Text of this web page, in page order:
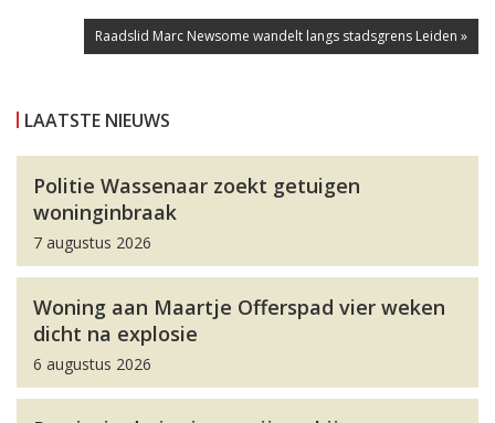
Raadslid Marc Newsome wandelt langs stadsgrens Leiden »
LAATSTE NIEUWS
Politie Wassenaar zoekt getuigen
woninginbraak
7 augustus 2026
Woning aan Maartje Offerspad vier weken
dicht na explosie
6 augustus 2026